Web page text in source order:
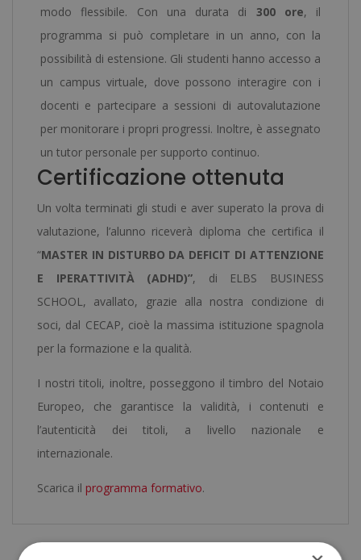
modo flessibile. Con una durata di 300 ore, il
programma si può completare in un anno, con la
possibilità di estensione. Gli studenti hanno accesso a
un campus virtuale, dove possono interagire con i
docenti e partecipare a sessioni di autovalutazione
per monitorare i propri progressi. Inoltre, è assegnato
un tutor personale per supporto continuo.
Certificazione ottenuta
Un volta terminati gli studi e aver superato la prova di
valutazione, l’alunno riceverà diploma che certifica il
“MASTER IN DISTURBO DA DEFICIT DI ATTENZIONE
E IPERATTIVITÀ (ADHD)”, di ELBS BUSINESS
SCHOOL, avallato, grazie alla nostra condizione di
soci, dal CECAP, cioè la massima istituzione spagnola
per la formazione e la qualità.
I nostri titoli, inoltre, posseggono il timbro del Notaio
Europeo, che garantisce la validità, i contenuti e
l’autenticità dei titoli, a livello nazionale e
internazionale.
Scarica il programma formativo.